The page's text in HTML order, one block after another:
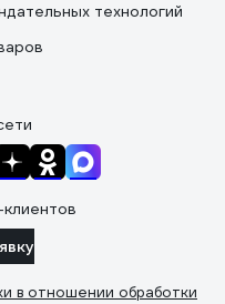
технологий
в отношении обработки